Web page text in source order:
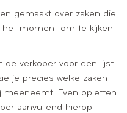
gemaakt over zaken die
het moment om te kijken
de verkoper voor een lijst
je precies welke zaken
meeneemt. Even opletten
aanvullend hierop